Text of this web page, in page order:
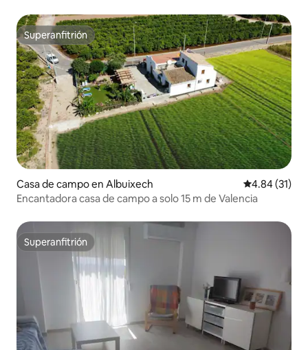
Superanfitrión
Superanfitrión
Casa de campo en Albuixech Calificación
4.84 (31)
Encantadora casa de campo a solo 15 m de Valencia
Superanfitrión
Superanfitrión